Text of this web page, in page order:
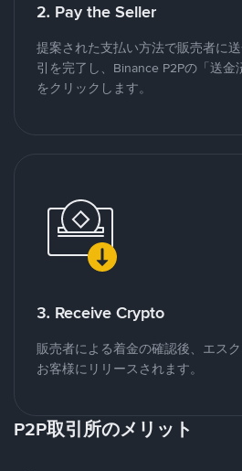
2. Pay the Seller
提案された支払い方法で販売者に
引を完了し、Binance P2Pの「送金
をクリックします。
3. Receive Crypto
販売者による着金の確認後、エス
お客様にリリースされます。
P2P取引所のメリット